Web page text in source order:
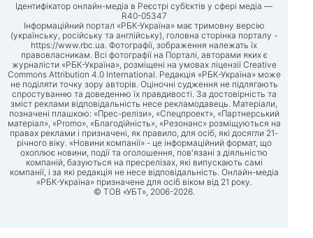
Ідентифікатор онлайн-медіа в Реєстрі суб’єктів у сфері медіа —
R40-05347
Інформаційний портал «РБК-Україна» має тримовну версію
(українську, російську та англійську), головна сторінка порталу -
https://www.rbc.ua. Фотографії, зображення належать їх
правовласникам. Всі фотографії на Порталі, авторами яких є
журналісти «РБК-Україна», розміщені на умовах ліцензії Creative
Commons Attribution 4.0 International. Редакція «РБК-Україна» може
не поділяти точку зору авторів. Оціночні судження не підлягають
спростуванню та доведенню їх правдивості. За достовірність та
зміст реклами відповідальність несе рекламодавець. Матеріали,
позначені плашкою: «Прес-релізи», «Спецпроект», «Партнерський
матеріал», «Promo», «Благодійність», «Резонанс» розміщуються на
правах реклами і призначені, як правило, для осіб, які досягли 21-
річного віку. «Новини компанії» - це інформаційний формат, що
охоплює новини, події та оголошення, пов'язані з діяльністю
компаній, базуються на пресрелізах, які випускають самі
компанії, і за які редакція не несе відповідальність. Онлайн-медіа
«РБК-Україна» призначене для осіб віком від 21 року.
© ТОВ «УБТ», 2006-2026.